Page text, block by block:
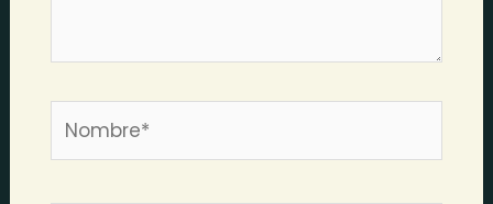
Nombre*